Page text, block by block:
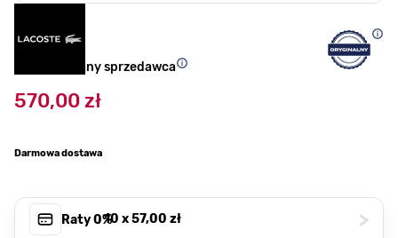
Autoryzowany sprzedawca
570,00 zł
Darmowa dostawa
Raty 0%, 10 x57,00 zł >